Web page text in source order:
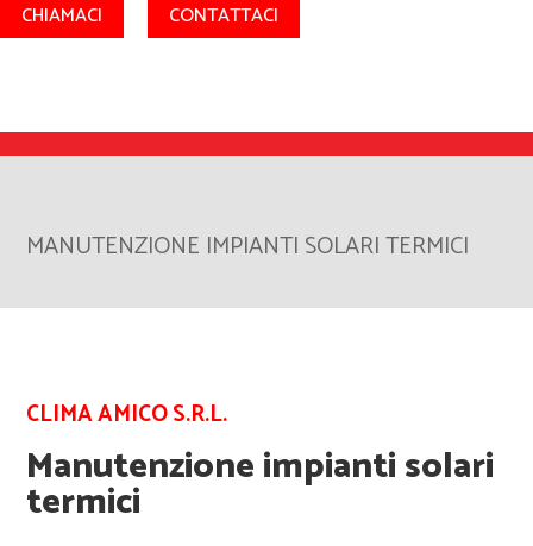
CHIAMACI CONTATTACI
MANUTENZIONE IMPIANTI SOLARI TERMICI
CLIMA AMICO S.R.L.
Manutenzione impianti solari
termici